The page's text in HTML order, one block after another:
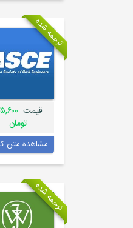
ترجمه شده
قیمت:
تومان
مشاهده متن
ترجمه شده